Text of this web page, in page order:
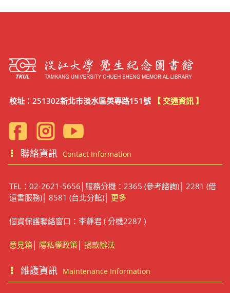
校址：251302新北市淡水區英專路151號 【 交通資訊 】
聯絡資訊 Contact Information
TEL：02-2621-5656│服務分機：2365 (參考諮詢)│ 2281 (借
還書服務)│ 8581 (台北分館)│ 更多
個資保護聯絡窗口：李靜君 ( 分機2287 )
意見箱│ 隱私權政策│ 捐款辦法
維護資訊 Maintenance Information